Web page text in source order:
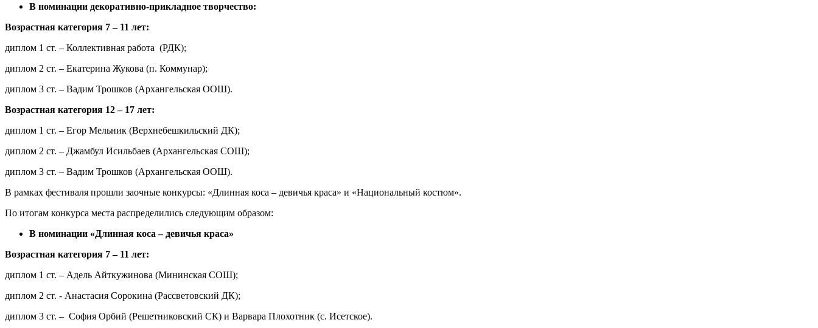
В номинации декоративно-прикладное творчество:
Возрастная категория 7 – 11 лет:
диплом 1 ст. – Коллективная работа (РДК);
диплом 2 ст. – Екатерина Жукова (п. Коммунар);
диплом 3 ст. – Вадим Трошков (Архангельская ООШ).
Возрастная категория 12 – 17 лет:
диплом 1 ст. – Егор Мельник (Верхнебешкильский ДК);
диплом 2 ст. – Джамбул Исильбаев (Архангельская СОШ);
диплом 3 ст. – Вадим Трошков (Архангельская ООШ).
В рамках фестиваля прошли заочные конкурсы: «Длинная коса – девичья краса» и «Национальный костюм».
По итогам конкурса места распределились следующим образом:
В номинации «Длинная коса – девичья краса»
Возрастная категория 7 – 11 лет:
диплом 1 ст. – Адель Айткужинова (Мининская СОШ);
диплом 2 ст. - Анастасия Сорокина (Рассветовский ДК);
диплом 3 ст. – София Орбий (Решетниковский СК) и Варвара Плохотник (с. Исетское).